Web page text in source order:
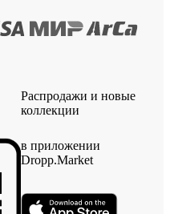
Распродажи и новые
коллекции
в приложении
Dropp.Market